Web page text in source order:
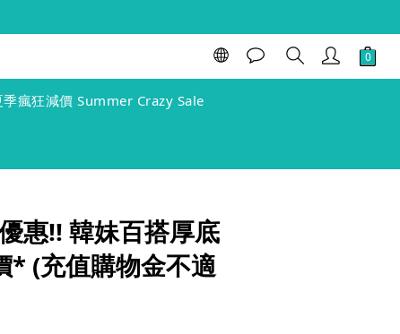
季瘋狂減價 Summer Crazy Sale
惠!! 韓妹百搭厚底
* (充值購物金不適
立即購買